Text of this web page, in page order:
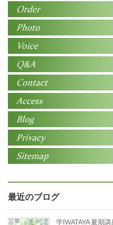
最近のブログ
学IWATAYA 夏期